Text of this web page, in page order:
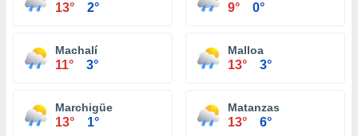
13° 2° 9° 0°
Machalí
11° 3°
Malloa
13° 3°
Marchigüe
13° 1°
Matanzas
13° 6°